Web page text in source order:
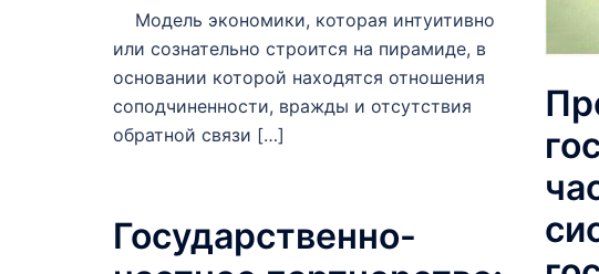
Модель экономики, которая интуитивно
или сознательно строится на пирамиде, в
основании которой находятся отношения
соподчиненности, вражды и отсутствия
обратной связи […]
Государственно-